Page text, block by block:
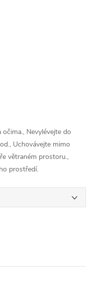
Nevylévejte do
Uchovávejte mimo
větraném prostoru.,
prostředí.